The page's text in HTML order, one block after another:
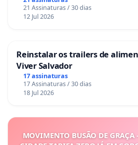
21 Assinaturas / 30 dias
12 Jul 2026
Reinstalar os trailers de
Viver Salvador
17 assinaturas
17 Assinaturas / 30 dias
18 Jul 2026
MOVIMENTO BUSÃO DE GRAÇA